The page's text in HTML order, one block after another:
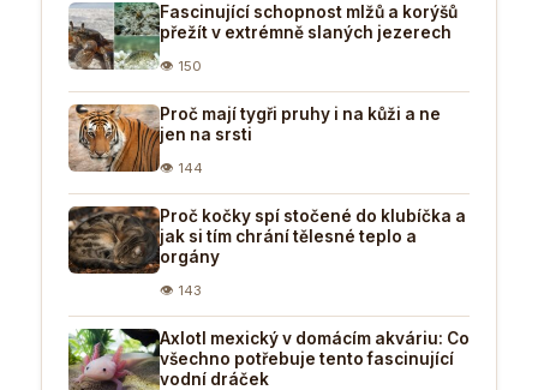
Fascinující schopnost mlžů a korýšů
přežít v extrémně slaných jezerech
👁 150
Proč mají tygři pruhy i na kůži a ne
jen na srsti
👁 144
Proč kočky spí stočené do klubíčka a
jak si tím chrání tělesné teplo a
orgány
👁 143
Axlotl mexický v domácím akváriu: Co
všechno potřebuje tento fascinující
vodní dráček